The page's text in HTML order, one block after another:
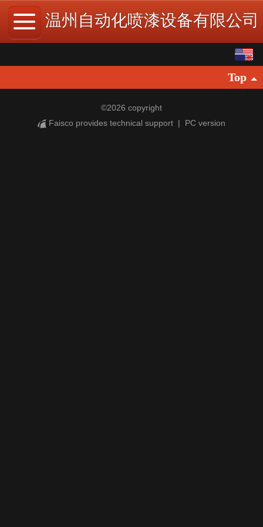
温州自动化喷漆设备有限公司
Top
©2026 copyright
Faisco provides technical support | PC version